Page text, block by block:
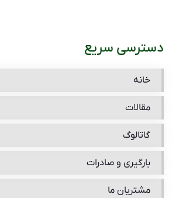
دسترسی سریع
خانه
مقالات
گاتالوگ
بارگیری و صادرات
مشتریان ما